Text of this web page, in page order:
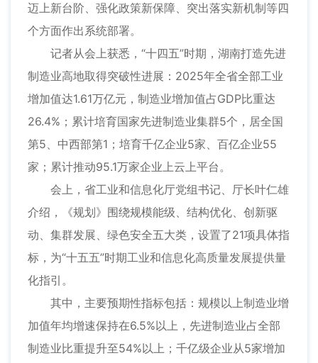
迈上新台阶、强化政策新保障、突出落实新机制等四
个方面作出系统部署。
记者从会上获悉，“十四五”时期，湖南打造先进
制造业高地取得突破性进展：2025年全省全部工业
增加值达1.61万亿元，制造业增加值占GDP比重达
26.4%；累计培育国家先进制造业集群5个，居全国
第5、中西部第1；培育千亿企业5家、百亿企业55
家；累计推动95.1万家企业上云上平台。
会上，省工业和信息化厅党组书记、厅长叶仁雄
介绍，《规划》围绕规模能级、结构优化、创新驱
动、集群发展、绿色安全五大类，设置了21项具体指
标，为“十五五”时期工业和信息化高质量发展提供量
化指引。
其中，主要预期性指标包括：规模以上制造业增
加值年均增速保持在6.5%以上，先进制造业占全部
制造业比重提升至54%以上；千亿级企业从5家增加